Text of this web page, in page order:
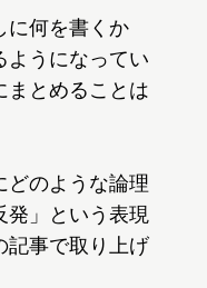
何を書くか
ようになってい
まとめることは
のような論理
発」という表現
記事で取り上げ